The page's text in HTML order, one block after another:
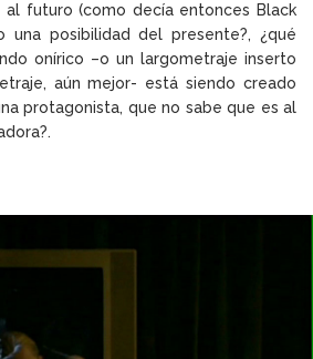
futuro (como decía entonces Black
una posibilidad del presente?, ¿qué
onírico –o un largometraje inserto
aún mejor- está siendo creado
protagonista, que no sabe que es al